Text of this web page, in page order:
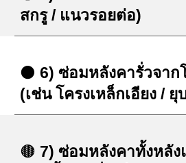
สกรู / แนวรอยต่อ)
⚫6) ซ่อมหลังคารั่วจาก
(เช่น โครงเหล็กเอียง / ยุ
🟤 7) ซ่อมหลังคาทั้งหลั